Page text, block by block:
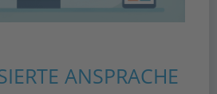
ANSPRACHE